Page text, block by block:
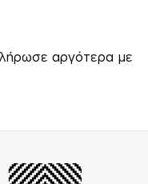
αργότερα με